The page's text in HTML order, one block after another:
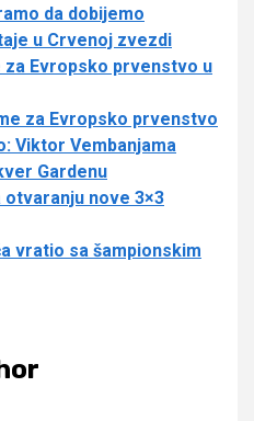
da dobijemo
u Crvenoj zvezdi
za Evropsko prvenstvo u
za Evropsko prvenstvo
Viktor Vembanjama
Gardenu
otvaranju nove 3×3
vratio sa šampionskim